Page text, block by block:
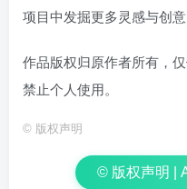
项目中发掘更多灵感与创意
作品版权归原作者所有，
禁止个人使用。
© 版权声明
© 版权声明 |